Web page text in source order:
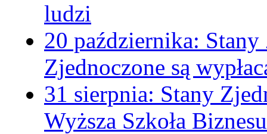
ludzi
20 października: Stany
Zjednoczone są
31 sierpnia: Stany
Wyższa Szkoła